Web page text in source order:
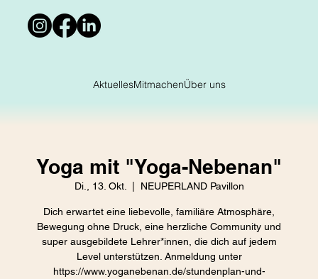
AktuellesMitmachenÜber uns
Yoga mit "Yoga-Nebenan"
Di., 13. Okt.
  |
NEUPERLAND Pavillon
Dich erwartet eine liebevolle, familiäre Atmosphäre,
Bewegung ohne Druck, eine herzliche Community und
super ausgebildete Lehrer*innen, die dich auf jedem
Level unterstützen. Anmeldung unter
https://www.yoganebenan.de/stundenplan-und-